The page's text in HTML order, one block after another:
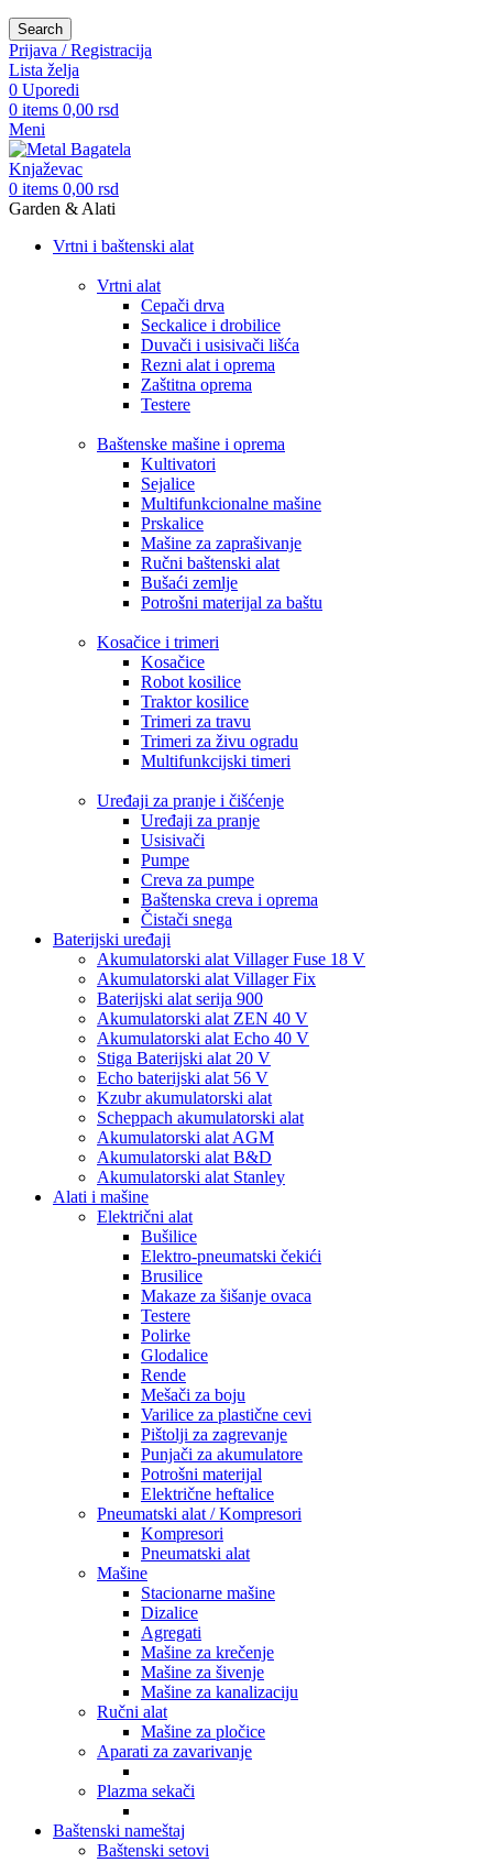
Search
Prijava / Registracija
Lista želja
0 Uporedi
0 items 0,00 rsd
Meni
0 items 0,00 rsd
Garden & Alati
Vrtni i baštenski alat
Vrtni alat
Cepači drva
Seckalice i drobilice
Duvači i usisivači lišća
Rezni alat i oprema
Zaštitna oprema
Testere
Baštenske mašine i oprema
Kultivatori
Sejalice
Multifunkcionalne mašine
Prskalice
Mašine za zaprašivanje
Ručni baštenski alat
Bušaći zemlje
Potrošni materijal za baštu
Kosačice i trimeri
Kosačice
Robot kosilice
Traktor kosilice
Trimeri za travu
Trimeri za živu ogradu
Multifunkcijski timeri
Uređaji za pranje i čišćenje
Uređaji za pranje
Usisivači
Pumpe
Creva za pumpe
Baštenska creva i oprema
Čistači snega
Baterijski uređaji
Akumulatorski alat Villager Fuse 18 V
Akumulatorski alat Villager Fix
Baterijski alat serija 900
Akumulatorski alat ZEN 40 V
Akumulatorski alat Echo 40 V
Stiga Baterijski alat 20 V
Echo baterijski alat 56 V
Kzubr akumulatorski alat
Scheppach akumulatorski alat
Akumulatorski alat AGM
Akumulatorski alat B&D
Akumulatorski alat Stanley
Alati i mašine
Električni alat
Bušilice
Elektro-pneumatski čekići
Brusilice
Makaze za šišanje ovaca
Testere
Polirke
Glodalice
Rende
Mešači za boju
Varilice za plastične cevi
Pištolji za zagrevanje
Punjači za akumulatore
Potrošni materijal
Električne heftalice
Pneumatski alat / Kompresori
Kompresori
Pneumatski alat
Mašine
Stacionarne mašine
Dizalice
Agregati
Mašine za krečenje
Mašine za šivenje
Mašine za kanalizaciju
Ručni alat
Mašine za pločice
Aparati za zavarivanje
Plazma sekači
Baštenski nameštaj
Baštenski setovi